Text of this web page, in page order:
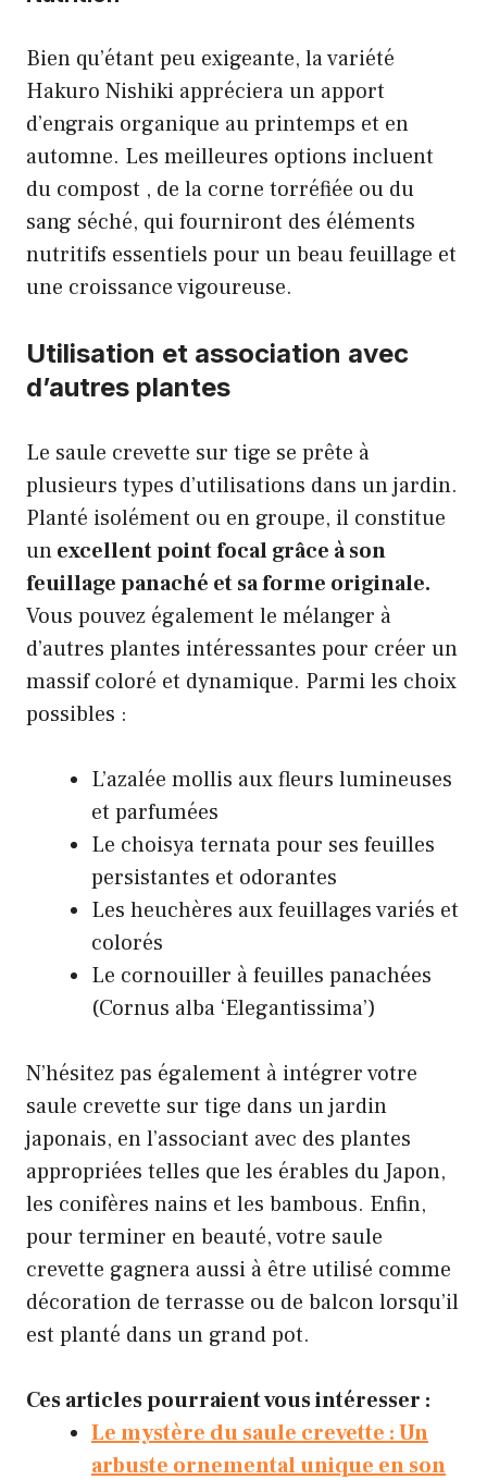
Bien qu’étant peu exigeante, la variété
Hakuro Nishiki appréciera un apport
d’engrais organique au printemps et en
automne. Les meilleures options incluent
du compost , de la corne torréfiée ou du
sang séché, qui fourniront des éléments
nutritifs essentiels pour un beau feuillage et
une croissance vigoureuse.
Utilisation et association avec
d’autres plantes
Le saule crevette sur tige se prête à
plusieurs types d’utilisations dans un jardin.
Planté isolément ou en groupe, il constitue
unexcellent point focal grâce à son
feuillage panaché et sa forme originale.
Vous pouvez également le mélanger à
d’autres plantes intéressantes pour créer un
massif coloré et dynamique. Parmi les choix
possibles :
L’azalée mollis aux fleurs lumineuses
et parfumées
Le choisya ternata pour ses feuilles
persistantes et odorantes
Les heuchères aux feuillages variés et
colorés
Le cornouiller à feuilles panachées
(Cornus alba ‘Elegantissima’)
N’hésitez pas également à intégrer votre
saule crevette sur tige dans un jardin
japonais, en l’associant avec des plantes
appropriées telles que les érables du Japon,
les conifères nains et les bambous. Enfin,
pour terminer en beauté, votre saule
crevette gagnera aussi à être utilisé comme
décoration de terrasse ou de balcon lorsqu’il
est planté dans un grand pot.
Ces articles pourraient vous intéresser :
Le mystère du saule crevette : Un
arbuste ornemental unique en son